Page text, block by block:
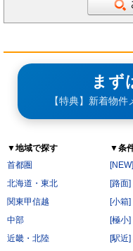
第4条（個人情報）
当社もしくは導入店は、会員か
者も含みます）、導入店、導入
裁判所・警察等の要請がある場
会員が自らの個人情報の変更も
絡するものとし、当社もしくは
もしくは削除するものとします。
会員は、本サービスを通じて個
第5条（秘密保持）
会員が本サービスを利用するう
は、原則として本サービスの利
前項にかかわらず、会員が秘密
は導入店がそれに同意した情報
必要な会社、当社もしくは導入
法人、税理士、弁護士を除く第
会員は、当社もしくは導入店か
員、従業員、監査法人、税理士
員は同意します。
まず
【特典】新着物
▼地域で探す
首都圏
北海道・東北
関東甲信越
中部
近畿・北陸
▼条
[路面
[小箱
[極小
[駅近